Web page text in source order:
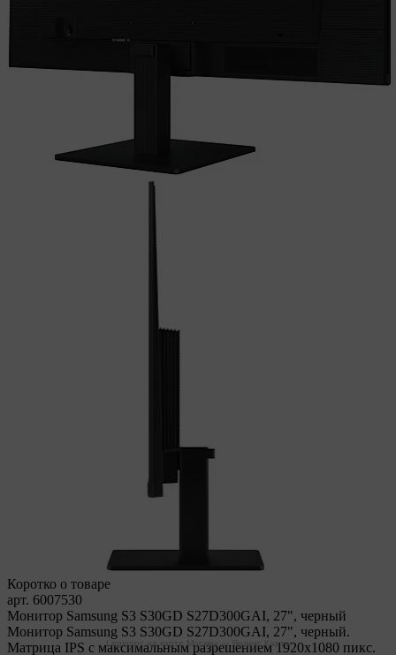
Коротко о товаре
арт. 6007530
Монитор Samsung S3 S30GD S27D300GAI, 27", черный
Монитор Samsung S3 S30GD S27D300GAI, 27", черный.
Матрица IPS c максимальным разрешением 1920x1080 пикс.
Legionpc на карте Москвы — Яндекс Карты